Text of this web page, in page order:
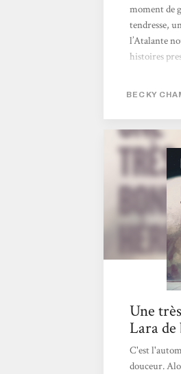
moment de
tendresse,
l’Atalante
histoires
univers
Les
mais aussi
contrainte
BECKY
Une
Lara
C'est
douceur.